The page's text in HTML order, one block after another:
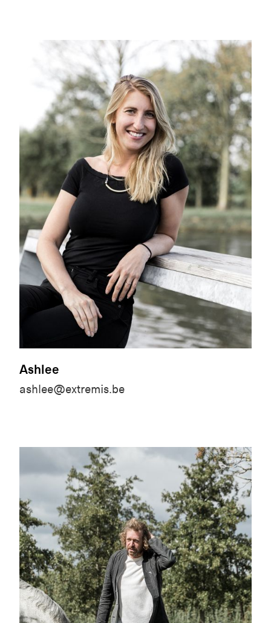
Ashlee
ashlee@extremis.be